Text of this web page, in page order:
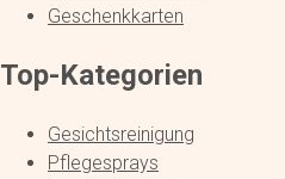
Geschenkkarten
Top-Kategorien
Gesichtsreinigung
Pflegesprays